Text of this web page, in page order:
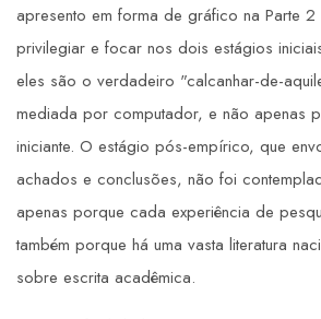
apresento em forma de gráfico na Parte
privilegiar e focar nos dois estágios
eles são o verdadeiro "calcanhar-de-
mediada por computador, e não apenas
iniciante. O estágio pós-empírico, que
achados e conclusões, não foi
apenas porque cada experiência de
também porque há uma vasta literatura
sobre escrita acadêmica.